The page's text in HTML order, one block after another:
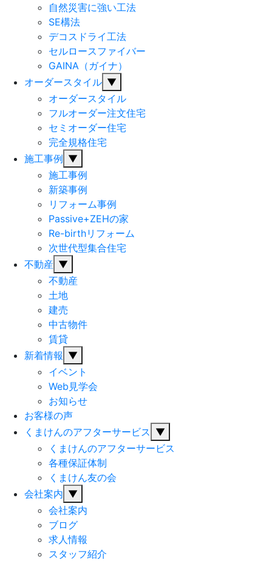
自然災害に強い工法
SE構法
デコスドライ工法
セルロースファイバー
GAINA（ガイナ）
オーダースタイル ▼
オーダースタイル
フルオーダー注文住宅
セミオーダー住宅
完全規格住宅
施工事例 ▼
施工事例
新築事例
リフォーム事例
Passive+ZEHの家
Re-birthリフォーム
次世代型集合住宅
不動産 ▼
不動産
土地
建売
中古物件
賃貸
新着情報 ▼
イベント
Web見学会
お知らせ
お客様の声
くまけんのアフターサービス ▼
くまけんのアフターサービス
各種保証体制
くまけん友の会
会社案内 ▼
会社案内
ブログ
求人情報
スタッフ紹介